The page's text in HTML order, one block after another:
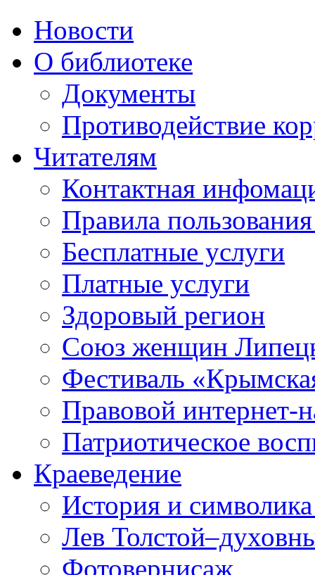
Новости
О библиотеке
Документы
Противодействие
Читателям
Контактная
Правила
Бесплатные услуги
Платные услуги
Здоровый регион
Союз женщин
Фестиваль
Правовой интернет-
Патриотическое
Краеведение
История и
Лев
Фотовернисаж